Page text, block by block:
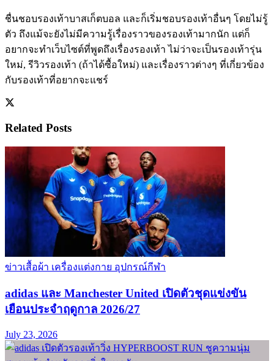
ชื่นชอบรองเท้าบาสเก็ตบอล และก็เริ่มชอบรองเท้าอื่นๆ โดยไม่รู้
ตัว ถึงแม้จะยังไม่มีความรู้เรื่องราวของรองเท้ามากนัก แต่ก็
อยากจะทำเว็บไซต์ที่พูดถึงเรื่องรองเท้า ไม่ว่าจะเป็นรองเท้ารุ่น
ใหม่, รีวิวรองเท้า (ถ้าได้ซื้อใหม่) และเรื่องราวต่างๆ ที่เกี่ยวข้อง
กับรองเท้าที่อยากจะแชร์
Related Posts
ข่าวเสื้อผ้า เครื่องแต่งกาย อุปกรณ์กีฬา
adidas และ Manchester United เปิดตัวชุดแข่งขัน
เยือนประจำฤดูกาล 2026/27
July 23, 2026